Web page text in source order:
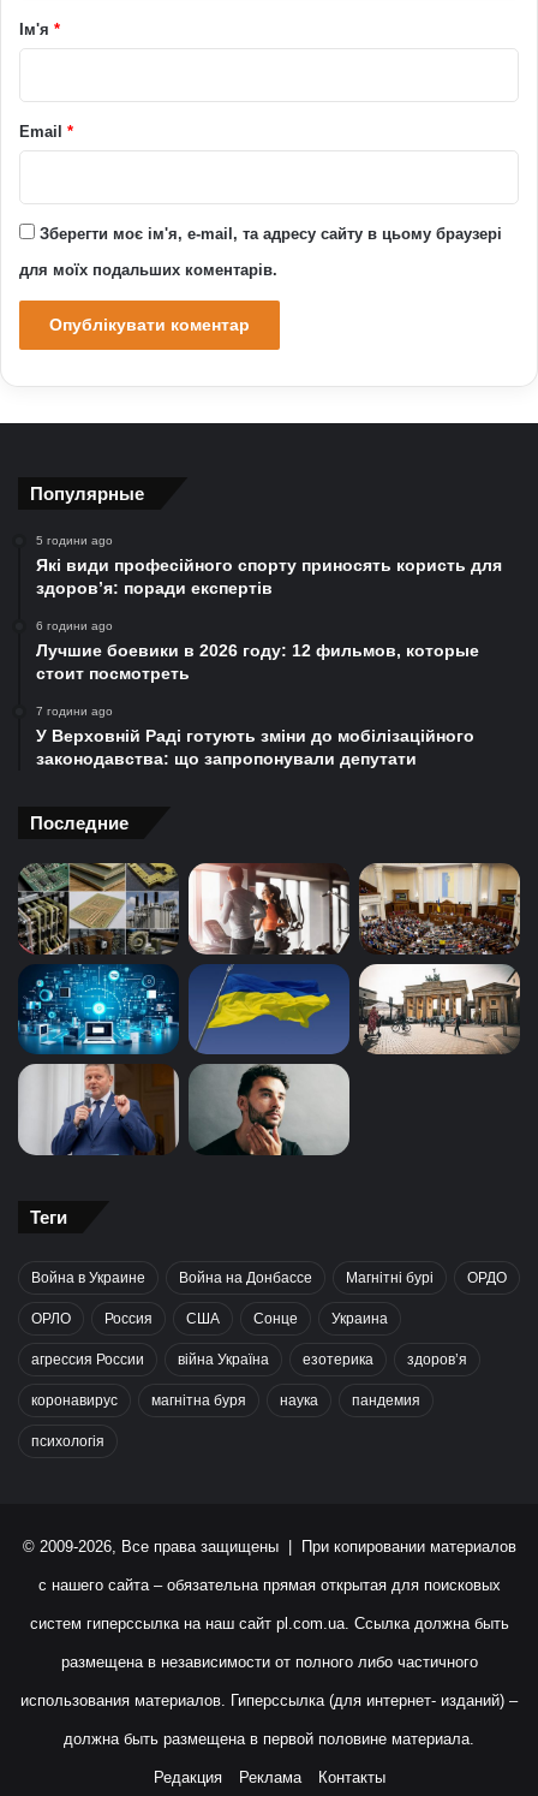
рІм'я *
Email *
Зберегти моє ім'я, e-mail, та адресу сайту в цьому браузері
для моїх подальших коментарів.
Популярные
5 години ago
Які види професійного спорту приносять користь для
здоров’я: поради експертів
6 години ago
Лучшие боевики в 2026 году: 12 фильмов, которые
стоит посмотреть
7 години ago
У Верховній Раді готують зміни до мобілізаційного
законодавства: що запропонували депутати
Последние
Теги
Война в Украине Война на Донбассе Магнітні бурі ОРДО
ОРЛО Россия США Сонце Украина
агрессия России війна Україна езотерика здоров’я
коронавирус магнітна буря наука пандемия
психологія
© 2009-2026, Все права защищены | При копировании материалов
с нашего сайта – обязательна прямая открытая для поисковых
систем гиперссылка на наш сайт pl.com.ua. Ссылка должна быть
размещена в независимости от полного либо частичного
использования материалов. Гиперссылка (для интернет- изданий) –
должна быть размещена в первой половине материала.
Редакция Реклама Контакты